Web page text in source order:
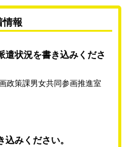
情報
遣状況を書き込みくださ
政策課男女共同参画推進室
みください。